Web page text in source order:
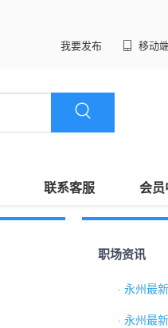
我要发布
移动
联系客服 会
职场资讯
· 永州最
· 永州最